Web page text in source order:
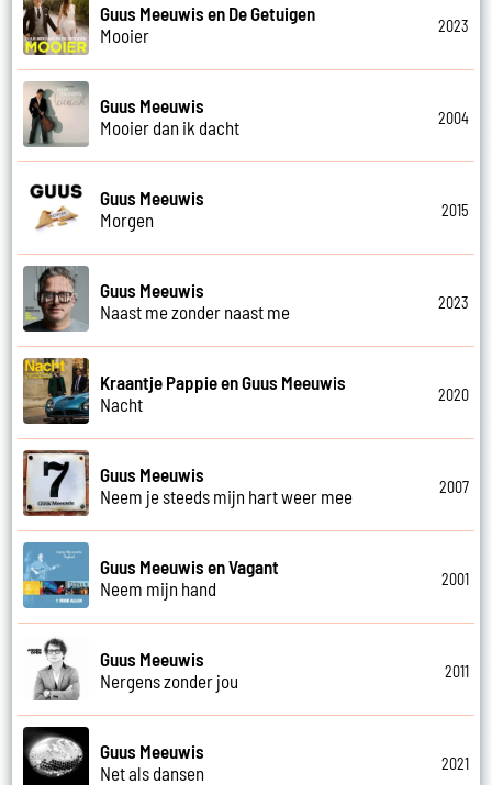
Guus Meeuwis en De Getuigen
Mooier
2023
Guus Meeuwis
Mooier dan ik dacht
2004
Guus Meeuwis
Morgen
2015
Guus Meeuwis
Naast me zonder naast me
2023
Kraantje Pappie en Guus Meeuwis
Nacht
2020
Guus Meeuwis
Neem je steeds mijn hart weer mee
2007
Guus Meeuwis en Vagant
Neem mijn hand
2001
Guus Meeuwis
Nergens zonder jou
2011
Guus Meeuwis
Net als dansen
2021